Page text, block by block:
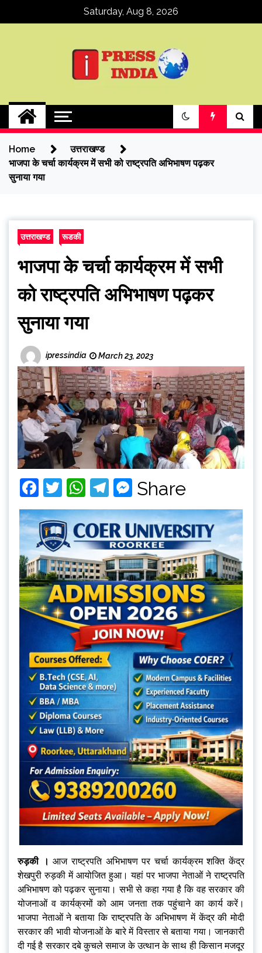
Saturday, Aug 8, 2026
ipressindia
Home
उत्तराखण्ड
भाजपा के चर्चा कार्यक्रम में सभी को राष्ट्रपति अभिभाषण पढ़कर
सुनाया गया
उत्तराखण्ड रूडकी
भाजपा के चर्चा कार्यक्रम में सभी
को राष्ट्रपति अभिभाषण पढ़कर
सुनाया गया
ipressindia March 23, 2023
Facebook
Twitter
WhatsApp
Telegram
Messenger
Share
रुड़की । आज राष्ट्रपति अभिभाषण पर चर्चा कार्यक्रम शक्ति केंद्र
शेखपुरी रुड़की में आयोजित हुआ। यहां पर भाजपा नेताओं ने राष्ट्रपति
अभिभाषण को पढ़कर सुनाया। सभी से कहा गया है कि वह सरकार की
योजनाओं व कार्यक्रमों को आम जनता तक पहुंचाने का कार्य करें।
भाजपा नेताओं ने बताया कि राष्ट्रपति के अभिभाषण में केंद्र की मोदी
सरकार की भावी योजनाओं के बारे में विस्तार से बताया गया। जानकारी
दी गई है सरकार दबे कुचले समाज के उत्थान के साथ ही किसान मजदूर